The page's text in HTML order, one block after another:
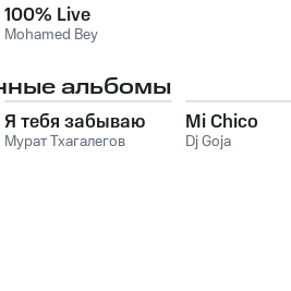
100% Live
Mohamed Bey
альбомы
Я тебя забываю
Мурат Тхагалегов
Mi Chico
Dj Goja